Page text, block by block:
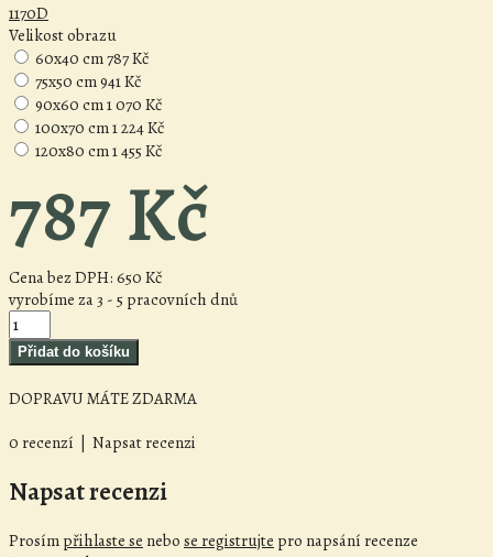
1170D
Velikost obrazu
60x40 cm787 Kč
75x50 cm941 Kč
90x60 cm1 070 Kč
100x70 cm1 224 Kč
120x80 cm1 455 Kč
787 Kč
Cena bez DPH: 650 Kč
vyrobíme za 3 - 5 pracovních dnů
DOPRAVU MÁTE ZDARMA
0 recenzí | Napsat recenzi
Napsat recenzi
Prosím přihlaste se nebo se registrujte pro napsání recenze